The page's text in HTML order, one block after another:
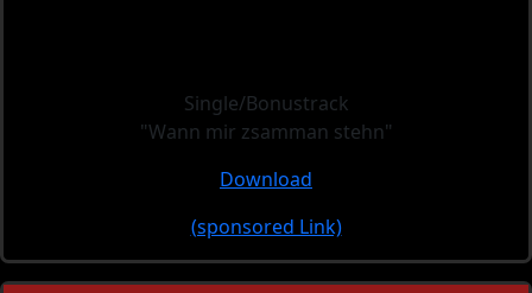
Single/Bonustrack
"Wann mir zsamman stehn"
Download
(sponsored Link)